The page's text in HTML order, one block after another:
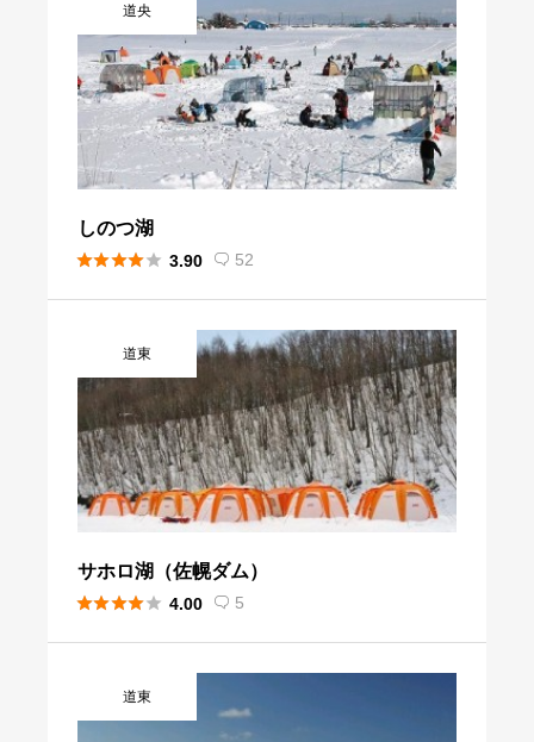
道央
しのつ湖
 3.90  52
道東
サホロ湖（佐幌ダム）
 4.00  5
道東